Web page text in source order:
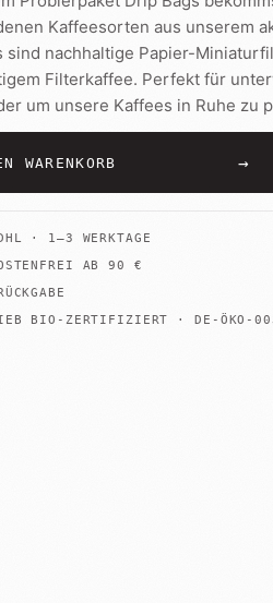
Kaffeesorten aus unserem
sind nachhaltige Papier-
Filterkaffee. Perfekt für
um unsere Kaffees in Ruhe zu
WARENKORB →
· 1–3 WERKTAGE
AB90
€
BIO-ZERTIFIZIERT · DE-ÖKO-